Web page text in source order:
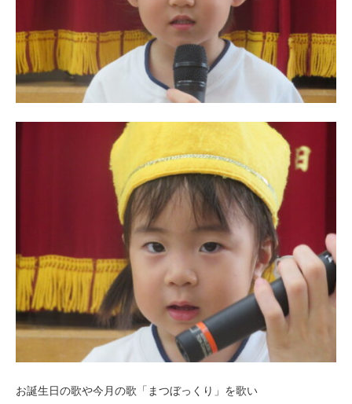
お誕生日の歌や今月の歌「まつぼっくり」を歌い